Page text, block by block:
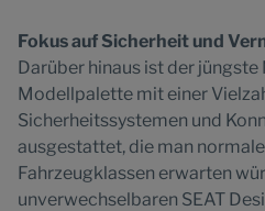
Fokus auf Sicherheit und
Darüber hinaus ist der jüngste
Modellpalette mit einer
Sicherheitssystemen und
ausgestattet, die man
Fahrzeugklassen erwarten
unverwechselbaren SEAT